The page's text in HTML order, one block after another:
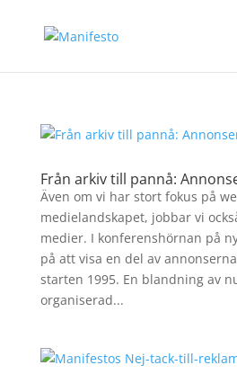
Från arkiv till pannå:
Även om vi har stort fokus på
medielandskapet, jobbar vi
medier. I konferenshörnan på
på att visa en del av
starten 1995. En blandning av
organiserad...